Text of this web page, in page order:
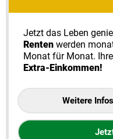
Jetzt das Leben
Renten werden
Monat für Monat.
Extra-Einkommen!
Weitere